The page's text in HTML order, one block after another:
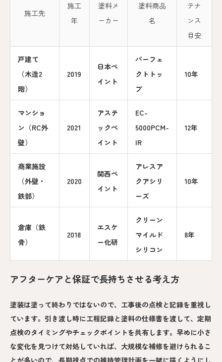
施工先
施工
年
塗料メ
ーカー
塗料商品
名
テナ
ンス
目安
戸建て
（木造2
階）
2019
日本ペ
イント
パーフェ
クトトッ
プ
10年
マンショ
ン（RC外
壁）
2021
アステ
ックペ
イント
EC-
5000PCM-
IR
12年
商業施設
（外壁・
鉄部）
2020
関西ペ
イント
アレスア
クアシリ
ーズ
10年
倉庫（鉄
骨）
2018
エスケ
ー化研
クリーン
マイルド
シリコン
8年
アフターケアと保証で長持ちさせる考え方
塗装は塗って終わりではないので、工事後の点検と記録を重視し
ています。引き渡し時に工程記録と塗料の仕様書を渡して、定期
点検のタイミングやチェックポイントを共有します。早めに小さ
な変化を見つけて対処していれば、大規模な補修を避けられるこ
とが多いので、長期視点での維持管理計画を一緒に描くようにし